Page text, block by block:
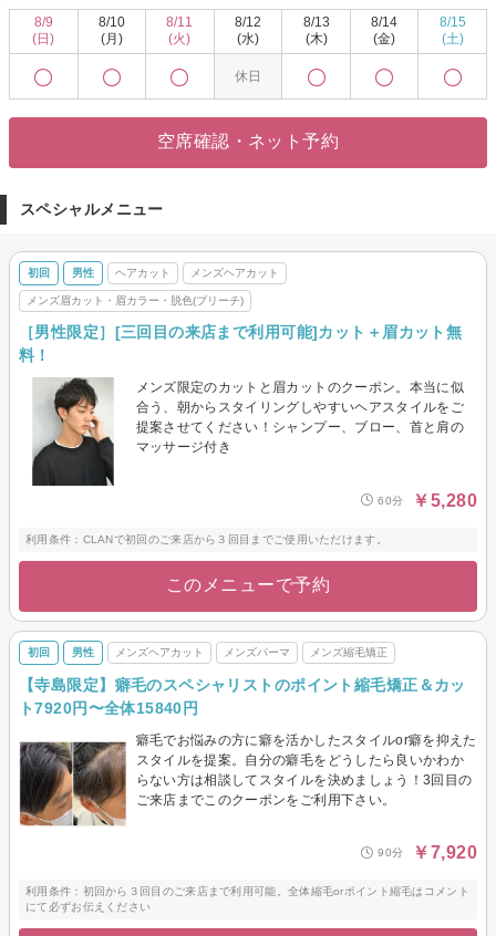
もてなしで大人の女性が落ち着いて過ごせる空間をここ渋谷に創ります。
「CLAN」のカラーリングはカラーの色持ちの良さとダメージの少なさで厳選
数々の雑誌に取り上げられています。
あなたの髪がステキになる為に真剣にご提案させて頂きます。
8/9
(日)
8/10
(月)
8/11
(火)
8/12
(水)
休日
8/13
(木)
8/14
(金)
8/15
(土)
空席確認・ネット予約
スペシャルメニュー
初回 男性 ヘアカット メンズヘアカット
メンズ眉カット・眉カラー・脱色(ブリーチ)
［男性限定］[三回目の来店まで利用可能]カット＋眉カット無
料！
メンズ限定のカットと眉カットのクーポン。本当に似
合う、朝からスタイリングしやすいヘアスタイルをご
提案させてください！シャンプー、ブロー、首と肩の
マッサージ付き
60分 ￥5,280
利用条件：CLANで初回のご来店から３回目までご使用いただけます。
このメニューで予約
初回 男性 メンズヘアカット メンズパーマ メンズ縮毛矯正
【寺島限定】癖毛のスペシャリストのポイント縮毛矯正＆カッ
ト7920円〜全体15840円
癖毛でお悩みの方に癖を活かしたスタイルor癖を抑えた
スタイルを提案。自分の癖毛をどうしたら良いかわか
らない方は相談してスタイルを決めましょう！3回目の
ご来店までこのクーポンをご利用下さい。
90分 ￥7,920
利用条件：初回から３回目のご来店まで利用可能。全体縮毛orポイント縮毛はコメント
にて必ずお伝えください